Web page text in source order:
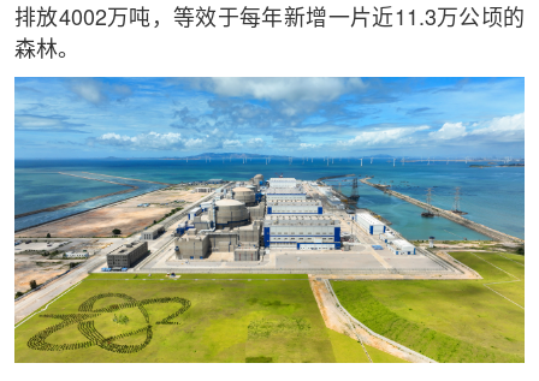
排放4002万吨，等效于每年新增一片近11.3万公顷的
森林。